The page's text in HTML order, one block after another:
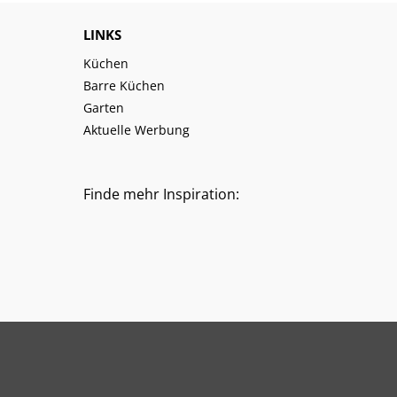
LINKS
Küchen
Barre Küchen
Garten
Aktuelle Werbung
Finde mehr Inspiration: